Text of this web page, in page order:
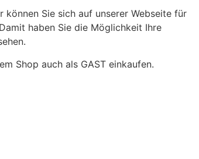
können Sie sich auf unserer Webseite für
haben Sie die Möglichkeit Ihre
Shop auch als GAST einkaufen.